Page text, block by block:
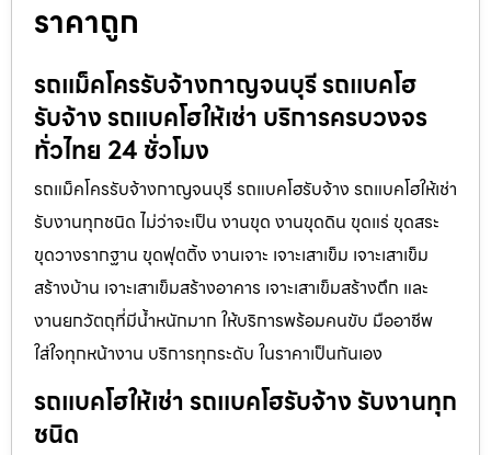
ราคาถูก
รถแม็คโครรับจ้างกาญจนบุรี รถแบคโฮ
รับจ้าง รถแบคโฮให้เช่า บริการครบวงจร
ทั่วไทย 24 ชั่วโมง
รถแม็คโครรับจ้างกาญจนบุรี รถแบคโฮรับจ้าง รถแบคโฮให้เช่า
รับงานทุกชนิด ไม่ว่าจะเป็น งานขุด งานขุดดิน ขุดแร่ ขุดสระ
ขุดวางรากฐาน ขุดฟุตติ้ง งานเจาะ เจาะเสาเข็ม เจาะเสาเข็ม
สร้างบ้าน เจาะเสาเข็มสร้างอาคาร เจาะเสาเข็มสร้างตึก และ
งานยกวัตถุที่มีน้ำหนักมาก ให้บริการพร้อมคนขับ มืออาชีพ
ใส่ใจทุกหน้างาน บริการทุกระดับ ในราคาเป็นกันเอง
รถแบคโฮให้เช่า รถแบคโฮรับจ้าง รับงานทุก
ชนิด